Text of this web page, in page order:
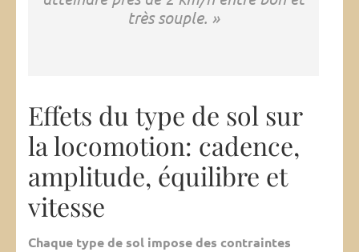
très souple. »
Effets du type de sol sur
la locomotion: cadence,
amplitude, équilibre et
vitesse
Chaque type de sol impose des contraintes